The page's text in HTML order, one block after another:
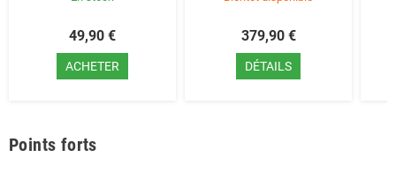
49,90 €
ACHETER
379,90 €
DÉTAILS
Points forts